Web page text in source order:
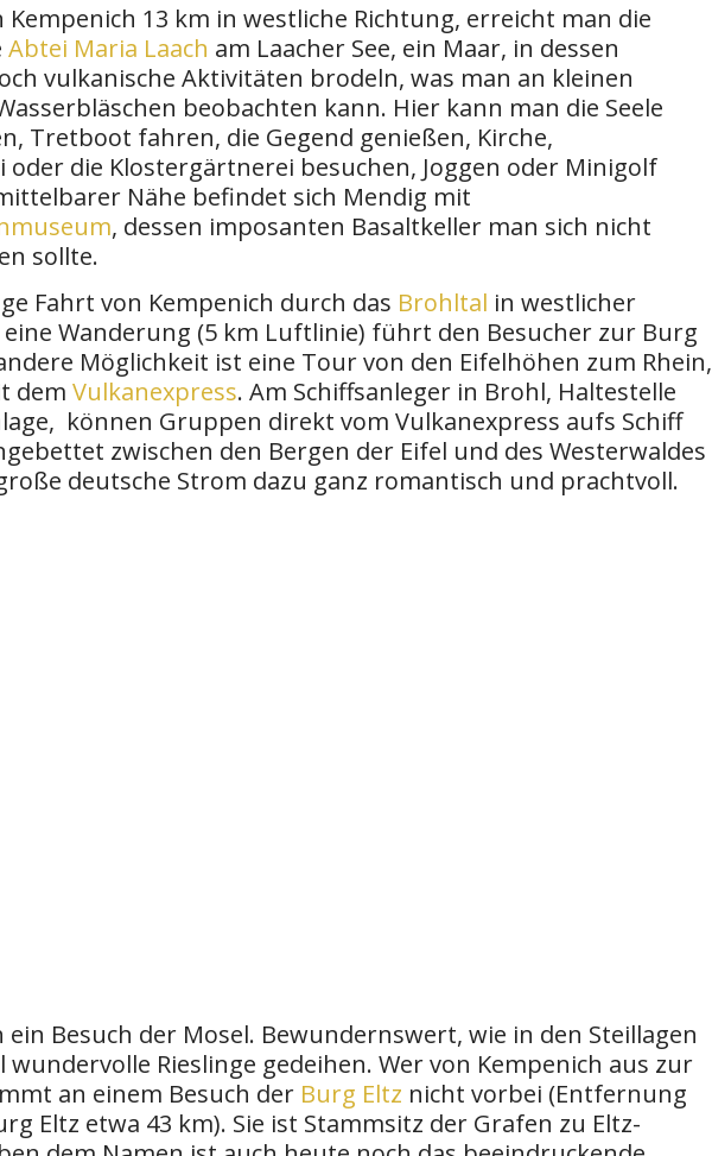
Kempenich 13 km in westliche Richtung, erreicht man die
Abtei Maria Laach am Laacher See, ein Maar, in dessen
vulkanische Aktivitäten brodeln, was man an kleinen
beobachten kann. Hier kann man die Seele
Tretboot fahren, die Gegend genießen, Kirche,
oder die Klostergärtnerei besuchen, Joggen oder Minigolf
Nähe befindet sich Mendig mit
, dessen imposanten Basaltkeller man sich nicht
sollte.
Fahrt von Kempenich durch das Brohltal in westlicher
Wanderung (5 km Luftlinie) führt den Besucher zur Burg
Möglichkeit ist eine Tour von den Eifelhöhen zum Rhein,
dem Vulkanexpress. Am Schiffsanleger in Brohl, Haltestelle
können Gruppen direkt vom Vulkanexpress aufs Schiff
zwischen den Bergen der Eifel und des Westerwaldes
deutsche Strom dazu ganz romantisch und prachtvoll.
ein Besuch der Mosel. Bewundernswert, wie in den Steillagen
Rieslinge gedeihen. Wer von Kempenich aus zur
an einem Besuch der Burg Eltz nicht vorbei (Entfernung
Eltz etwa 43 km). Sie ist Stammsitz der Grafen zu Eltz-